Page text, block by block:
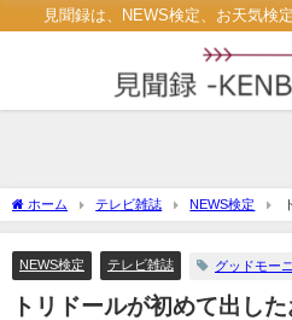
見聞録は、NEWS検定、お天気検
ホーム テレビ雑誌 NEWS検定
【NEWS検定】
NEWS検定 テレビ雑誌 グッドモー
トリドールが初めて出し